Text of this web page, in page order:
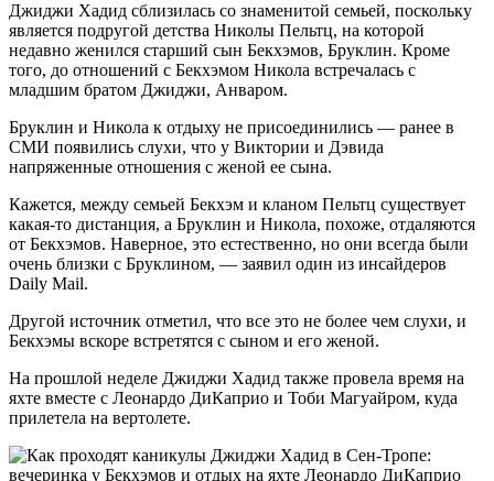
Джиджи Хадид сблизилась со знаменитой семьей, поскольку
является подругой детства Николы Пельтц, на которой
недавно женился старший сын Бекхэмов, Бруклин. Кроме
того, до отношений с Бекхэмом Никола встречалась с
младшим братом Джиджи, Анваром.
Бруклин и Никола к отдыху не присоединились — ранее в
СМИ появились слухи, что у Виктории и Дэвида
напряженные отношения с женой ее сына.
Кажется, между семьей Бекхэм и кланом Пельтц существует
какая-то дистанция, а Бруклин и Никола, похоже, отдаляются
от Бекхэмов. Наверное, это естественно, но они всегда были
очень близки с Бруклином, — заявил один из инсайдеров
Daily Mail.
Другой источник отметил, что все это не более чем слухи, и
Бекхэмы вскоре встретятся с сыном и его женой.
На прошлой неделе Джиджи Хадид также провела время на
яхте вместе с Леонардо ДиКаприо и Тоби Магуайром, куда
прилетела на вертолете.